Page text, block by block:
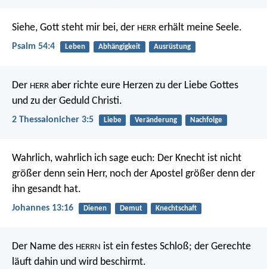
Siehe, Gott steht mir bei, der HERR erhält meine Seele.
Psalm 54:4 Leben Abhängigkeit Ausrüstung
Der HERR aber richte eure Herzen zu der Liebe Gottes
und zu der Geduld Christi.
2 Thessalonicher 3:5 Liebe Veränderung Nachfolge
Wahrlich, wahrlich ich sage euch: Der Knecht ist nicht
größer denn sein Herr, noch der Apostel größer denn der
ihn gesandt hat.
Johannes 13:16 Dienen Demut Knechtschaft
Der Name des HERRN ist ein festes Schloß; der Gerechte
läuft dahin und wird beschirmt.